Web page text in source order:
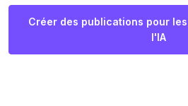
Créer des publications pour
l'IA